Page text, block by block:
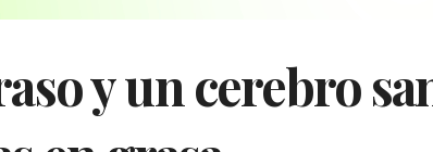
y un cerebro